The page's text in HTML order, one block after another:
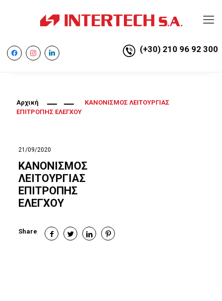
facebookinstagramlinkedin (+30) 210 96 92 300
Αρχική
ΚΑΝΟΝΙΣΜΟΣ ΛΕΙΤΟΥΡΓΙΑΣ
ΕΠΙΤΡΟΠΗΣ ΕΛΕΓΧΟΥ
21/09/2020
ΚΑΝΟΝΙΣΜΟΣ
ΛΕΙΤΟΥΡΓΙΑΣ
ΕΠΙΤΡΟΠΗΣ
ΕΛΕΓΧΟΥ
Share